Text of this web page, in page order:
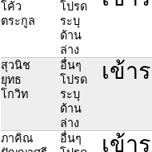
โค้ว
ตระกูล
โปรด
ระบุ
ด้าน
ล่าง
สุวนิช
ยุทธ
โกวิท
อื่นๆ
โปรด
ระบุ
ด้าน
ล่าง
เข้า
ภาคิณ
อื่นๆ
เข้า